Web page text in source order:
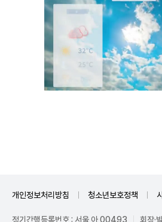
개인정보처리방침 청소년보호정책
정기간행등록번호 : 서울 아 00493 회장·